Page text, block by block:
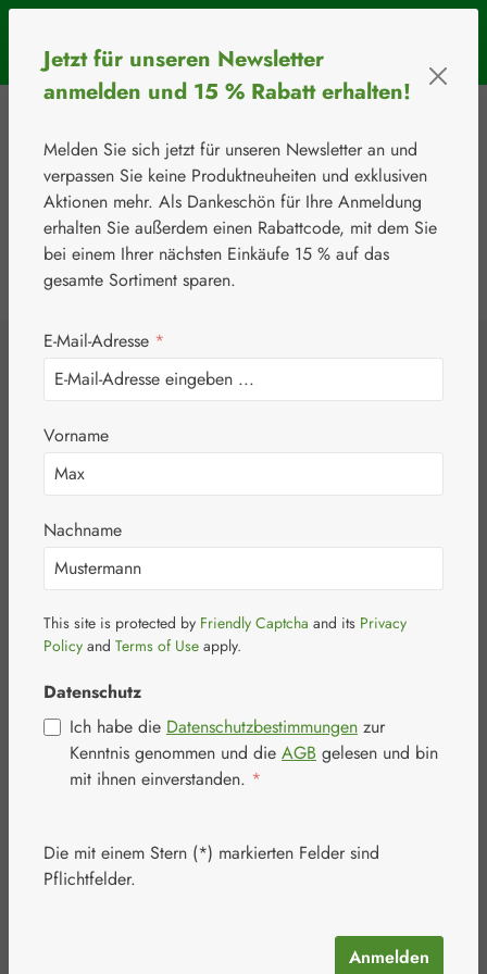
RabattcodeBIOS55 € Rabatt ab einem Warenkorbwert von 50 €.
Werkzeugleiste anzeigen
⚘ Handelsware Kosmetika Daylong™
Daylong Sensitive
Gel-Creme SPF
50+
Bildergalerie überspringen
Jetzt für unseren Newsletter
anmelden und 15 % Rabatt erhalten!
Melden Sie sich jetzt für unseren Newsletter an und
verpassen Sie keine Produktneuheiten und exklusiven
Aktionen mehr. Als Dankeschön für Ihre Anmeldung
erhalten Sie außerdem einen Rabattcode, mit dem Sie
bei einem Ihrer nächsten Einkäufe 15 % auf das
gesamte Sortiment sparen.
E-Mail-Adresse *
Vorname
Nachname
This site is protected by Friendly Captcha and its Privacy
Policy and Terms of Use apply.
Datenschutz
Ich habe die Datenschutzbestimmungen zur
Kenntnis genommen und die AGB gelesen und bin
mit ihnen einverstanden. *
Die mit einem Stern (*) markierten Felder sind
Pflichtfelder.
Anmelden